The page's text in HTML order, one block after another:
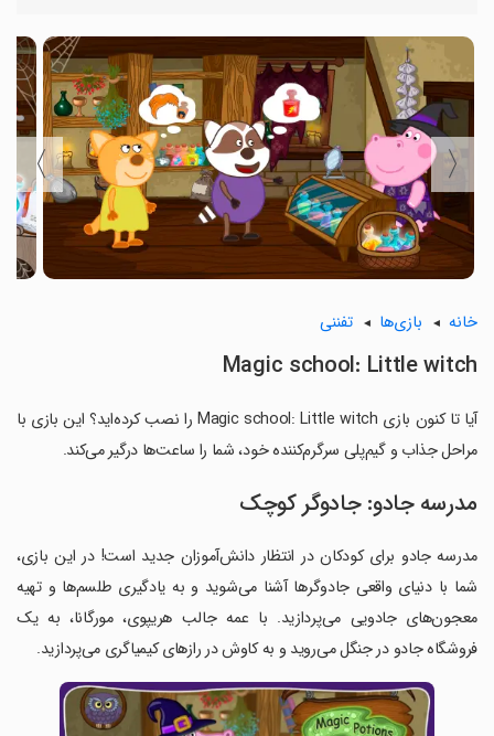
〈
〉
خانه بازی‌ها تفننی
Magic school: Little witch
آیا تا کنون بازی Magic school: Little witch را نصب کرده‌اید؟ این بازی با
مراحل جذاب و گیم‌پلی سرگرم‌کننده خود، شما را ساعت‌ها درگیر می‌کند.
مدرسه جادو: جادوگر کوچک
مدرسه جادو برای کودکان در انتظار دانش‌آموزان جدید است! در این بازی،
شما با دنیای واقعی جادوگرها آشنا می‌شوید و به یادگیری طلسم‌ها و تهیه
معجون‌های جادویی می‌پردازید. با عمه جالب هریپوی، مورگانا، به یک
فروشگاه جادو در جنگل می‌روید و به کاوش در رازهای کیمیاگری می‌پردازید.